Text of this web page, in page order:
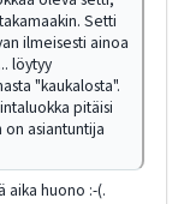
Setti
ilmeisesti ainoa
löytyy
"kaukalosta".
pitäisi
on asiantuntija
aika huono :-(.